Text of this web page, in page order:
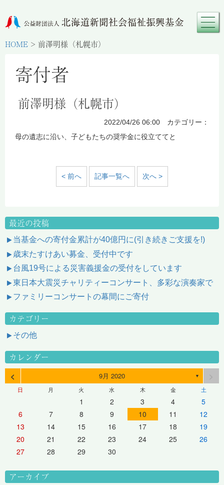
HOME > 前澤明様（札幌市）
寄付者
前澤明様（札幌市）
2022/04/26 06:00 カテゴリー：
母の遺志に沿い、子どもたちの奨学金に役立ててと
< 前へ 記事一覧へ 次へ >
最近の投稿
当基金への寄付金累計が40億円に(引き続きご支援を!)
歳末たすけあい募金、受付中です
台風19号による災害義援金の受付をしています
東日本大震災チャリティーコンサート、多彩な演奏家で
ファミリーコンサートの幕間にご寄付
カテゴリー
その他
カレンダー
< 9月 2020 ▼
日 月 火 水 木 金 土
1 2 3 4
5
6
7 8 9 10 11
12
13
14 15 16 17 18
19
20
21 22 23 24 25
26
27
28 29 30
アーカイブ